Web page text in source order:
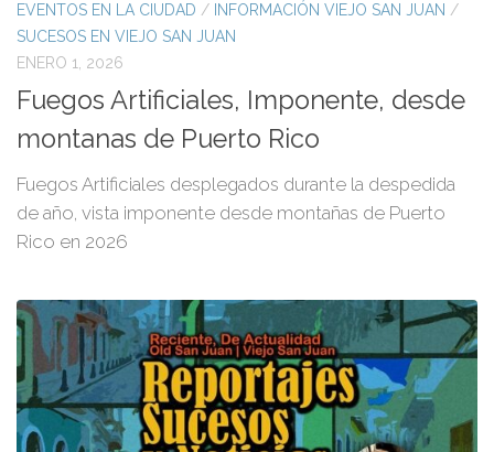
EVENTOS EN LA CIUDAD / INFORMACIÓN VIEJO SAN JUAN /
SUCESOS EN VIEJO SAN JUAN
ENERO 1, 2026
Fuegos Artificiales, Imponente, desde
montanas de Puerto Rico
Fuegos Artificiales desplegados durante la despedida
de año, vista imponente desde montañas de Puerto
Rico en 2026